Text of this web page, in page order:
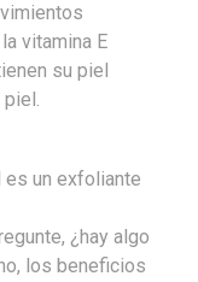
vitamina E
su piel
piel.
es un exfoliante
¿hay algo
los beneficios